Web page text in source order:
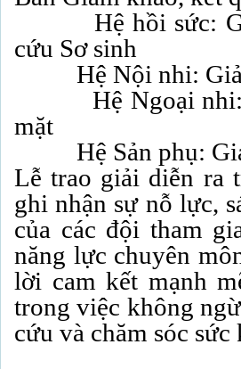
Hệ hồi sức: Giải
cứu Sơ sinh
Hệ Nội nhi: Giải
Hệ Ngoại nhi:
mặt
Hệ Sản phụ: Giải
Lễ trao giải diễn ra
ghi nhận sự nỗ lực,
của các đội tham
năng lực chuyên
lời cam kết mạnh
trong việc không
cứu và chăm sóc sức